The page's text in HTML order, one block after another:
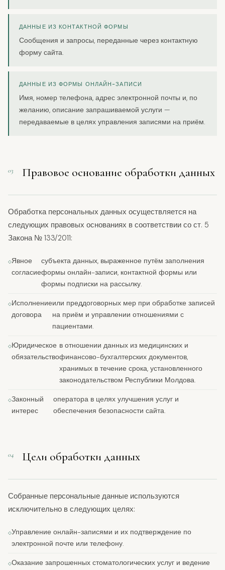
ДАННЫЕ ИЗ КОНТАКТНОЙ ФОРМЫ
Сообщения и запросы, переданные через контактную
форму сайта.
ДАННЫЕ ИЗ ФОРМЫ ОНЛАЙН-ЗАПИСИ
Имя, номер телефона, адрес электронной почты и, по
желанию, описание запрашиваемой услуги —
передаваемые в целях управления записями на приём.
03 Правовое основание обработки данных
Обработка персональных данных осуществляется на
следующих правовых основаниях в соответствии со ст. 5
Закона № 133/2011:
Явное
согласие
субъекта данных, выраженное путём заполнения
формы онлайн-записи, контактной формы или
формы подписки на рассылку.
Исполнение
договора
или преддоговорных мер при обработке записей
на приём и управлении отношениями с
пациентами.
Юридическое
обязательство
в отношении данных из медицинских и
финансово-бухгалтерских документов,
хранимых в течение срока, установленного
законодательством Республики Молдова.
Законный
интерес
оператора в целях улучшения услуг и
обеспечения безопасности сайта.
04 Цели обработки данных
Собранные персональные данные используются
исключительно в следующих целях:
Управление онлайн-записями и их подтверждение по
электронной почте или телефону.
Оказание запрошенных стоматологических услуг и ведение